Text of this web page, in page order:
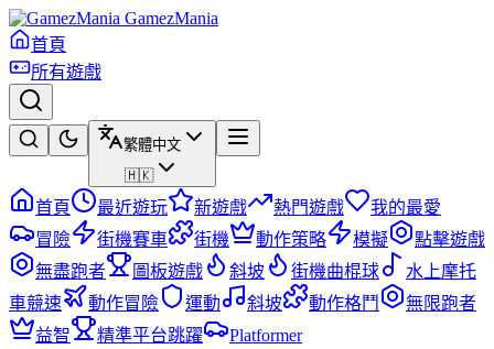
GamezMania
首頁
所有遊戲
繁體中文
🇭🇰
首頁 最近遊玩 新遊戲 熱門遊戲
我的最愛
冒險
街機賽車 街機 動作策略 模擬
點擊遊戲
無盡跑者
圖板遊戲 斜坡 街機曲棍球
水上摩托
車競速
動作冒險 運動 斜坡 動作格鬥
無限跑者
益智
精準平台跳躍
Platformer